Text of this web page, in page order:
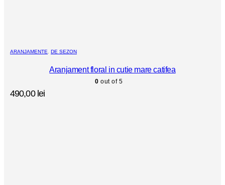
ARANJAMENTE DE SEZON
Aranjament floral in cutie mare catifea
0 out of 5
490,00 lei